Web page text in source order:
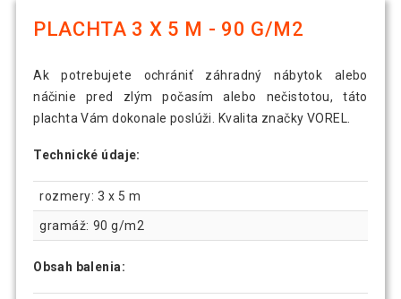
PLACHTA 3 X 5 M - 90 G/M2
Ak potrebujete ochrániť záhradný nábytok alebo
náčinie pred zlým počasím alebo nečistotou, táto
plachta Vám dokonale poslúži. Kvalita značky VOREL.
Technické údaje:
rozmery: 3 x 5 m
gramáž: 90 g/m2
Obsah balenia: